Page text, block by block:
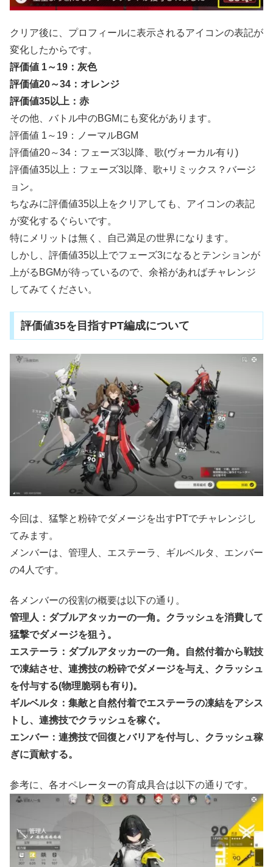
クリア後に、プロフィールに表示されるアイコンの表記が
変化したからです。
評価値 1～19：灰色
評価値20～34：オレンジ
評価値35以上：赤
その他、バトル中のBGMにも変化があります。
評価値 1～19：ノーマルBGM
評価値20～34：フェーズ3以降、歌(ヴォーカル有り)
評価値35以上：フェーズ3以降、歌+リミックス？バージ
ョン。
ちなみに評価値35以上をクリアしても、アイコンの表記
が変化するぐらいです。
特にメリットは無く、自己満足の世界になります。
しかし、評価値35以上でフェーズ3になるとテンションが
上がるBGMが待っているので、余裕があればチャレンジ
してみてください。
評価値35を目指すPT編成について
今回は、猛撃と粉砕でダメージを出すPTでチャレンジし
てみます。
メンバーは、管理人、エステーラ、ギルベルタ、エンバー
の4人です。
各メンバーの役割の概要は以下の通り。
管理人：ダブルアタッカーの一角。クラッシュを消費して
猛撃でダメージを狙う。
エステーラ：ダブルアタッカーの一角。自然付着から戦技
で凍結させ、連携技の粉砕でダメージを与え、クラッシュ
を付与する(物理脆弱も有り)。
ギルベルタ：集敵と自然付着でエステーラの凍結をアシス
トし、連携技でクラッシュを稼ぐ。
エンバー：連携技で回復とバリアを付与し、クラッシュ稼
ぎに貢献する。
参考に、各オペレーターの育成具合は以下の通りです。